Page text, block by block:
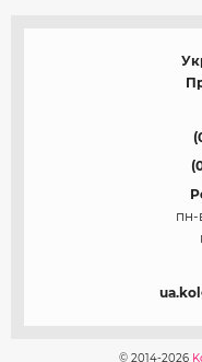
пн-
© 2014-2026